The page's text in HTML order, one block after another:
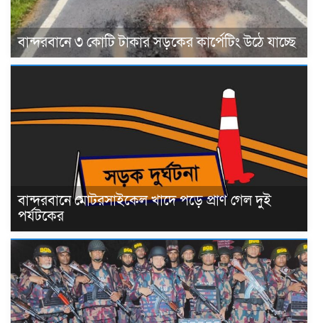
বান্দরবানে ৩ কোটি টাকার সড়কের কার্পেটিং উঠে যাচ্ছে
বান্দরবানে মোটরসাইকেল খাদে পড়ে প্রাণ গেল দুই
পর্যটকের